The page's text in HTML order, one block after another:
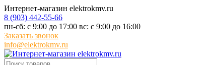
Интернет-магазин elektrokmv.ru
8 (903) 442-55-66
пн-сб: с 9:00 до 17:00 вс: с 9:00 до 16:00
Заказать звонок
info@elektrokmv.ru